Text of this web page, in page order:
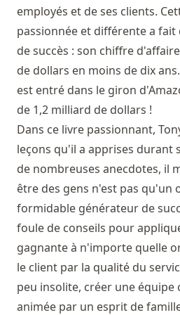
employés et de ses clients.
passionnée et différente a fait
de succès : son chiffre
de dollars en moins de dix
est entré dans le giron
de 1,2 milliard de dollars !
Dans ce livre passionnant,
leçons qu'il a apprises durant
de nombreuses anecdotes, il
être des gens n'est pas qu'un
formidable générateur de
foule de conseils pour
gagnante à n'importe quelle
le client par la qualité du
peu insolite, créer une équipe
animée par un esprit de